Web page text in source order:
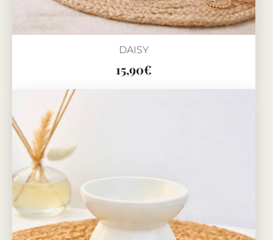
DAISY
15,90€